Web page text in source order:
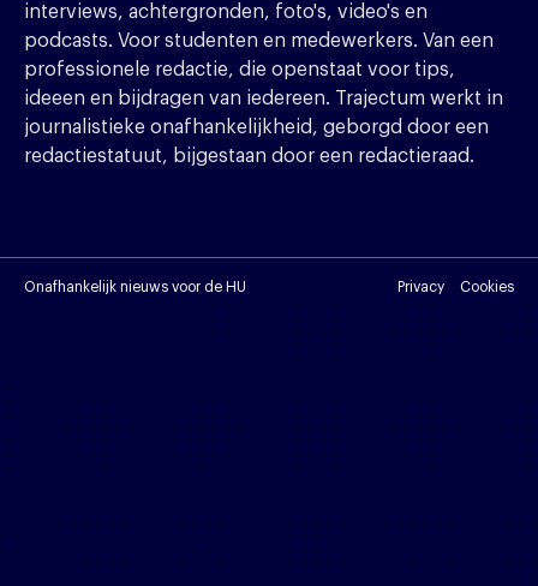
interviews, achtergronden, foto's, video's en
podcasts. Voor studenten en medewerkers. Van een
professionele redactie, die openstaat voor tips,
ideeen en bijdragen van iedereen. Trajectum werkt in
journalistieke onafhankelijkheid, geborgd door een
redactiestatuut, bijgestaan door een redactieraad.
Onafhankelijk nieuws voor de HU Privacy Cookies